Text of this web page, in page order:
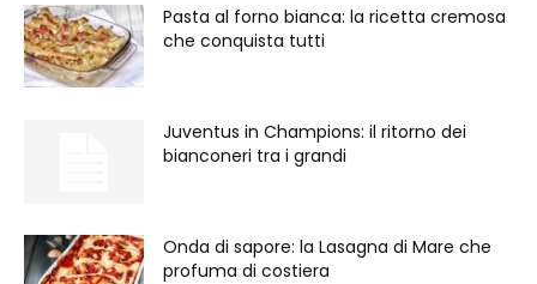
Pasta al forno bianca: la ricetta cremosa
che conquista tutti
Juventus in Champions: il ritorno dei
bianconeri tra i grandi
Onda di sapore: la Lasagna di Mare che
profuma di costiera